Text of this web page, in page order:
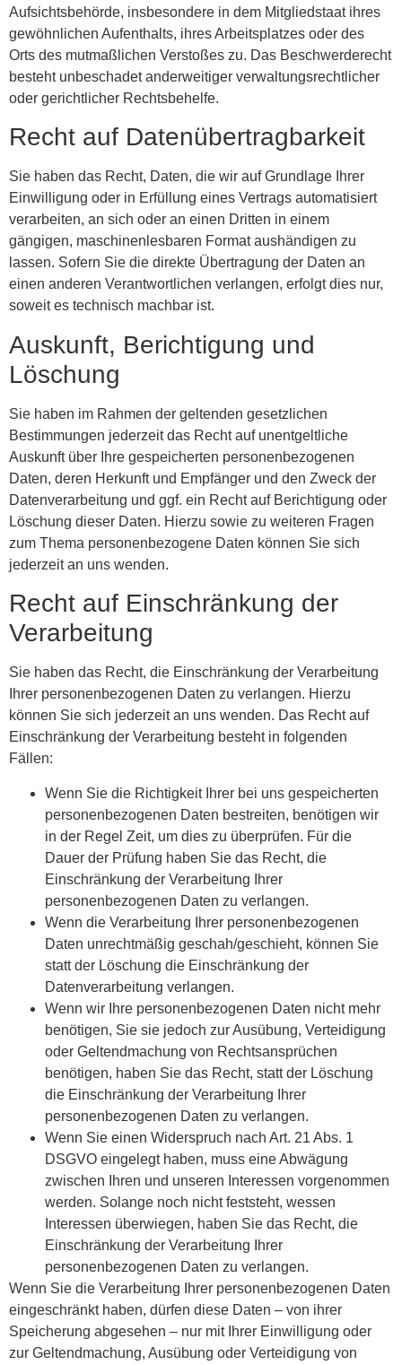
Aufsichtsbehörde, insbesondere in dem Mitgliedstaat ihres
gewöhnlichen Aufenthalts, ihres Arbeitsplatzes oder des
Orts des mutmaßlichen Verstoßes zu. Das Beschwerderecht
besteht unbeschadet anderweitiger verwaltungsrechtlicher
oder gerichtlicher Rechtsbehelfe.
Recht auf Daten­übertrag­barkeit
Sie haben das Recht, Daten, die wir auf Grundlage Ihrer
Einwilligung oder in Erfüllung eines Vertrags automatisiert
verarbeiten, an sich oder an einen Dritten in einem
gängigen, maschinenlesbaren Format aushändigen zu
lassen. Sofern Sie die direkte Übertragung der Daten an
einen anderen Verantwortlichen verlangen, erfolgt dies nur,
soweit es technisch machbar ist.
Auskunft, Berichtigung und
Löschung
Sie haben im Rahmen der geltenden gesetzlichen
Bestimmungen jederzeit das Recht auf unentgeltliche
Auskunft über Ihre gespeicherten personenbezogenen
Daten, deren Herkunft und Empfänger und den Zweck der
Datenverarbeitung und ggf. ein Recht auf Berichtigung oder
Löschung dieser Daten. Hierzu sowie zu weiteren Fragen
zum Thema personenbezogene Daten können Sie sich
jederzeit an uns wenden.
Recht auf Einschränkung der
Verarbeitung
Sie haben das Recht, die Einschränkung der Verarbeitung
Ihrer personenbezogenen Daten zu verlangen. Hierzu
können Sie sich jederzeit an uns wenden. Das Recht auf
Einschränkung der Verarbeitung besteht in folgenden
Fällen:
Wenn Sie die Richtigkeit Ihrer bei uns gespeicherten
personenbezogenen Daten bestreiten, benötigen wir
in der Regel Zeit, um dies zu überprüfen. Für die
Dauer der Prüfung haben Sie das Recht, die
Einschränkung der Verarbeitung Ihrer
personenbezogenen Daten zu verlangen.
Wenn die Verarbeitung Ihrer personenbezogenen
Daten unrechtmäßig geschah/geschieht, können Sie
statt der Löschung die Einschränkung der
Datenverarbeitung verlangen.
Wenn wir Ihre personenbezogenen Daten nicht mehr
benötigen, Sie sie jedoch zur Ausübung, Verteidigung
oder Geltendmachung von Rechtsansprüchen
benötigen, haben Sie das Recht, statt der Löschung
die Einschränkung der Verarbeitung Ihrer
personenbezogenen Daten zu verlangen.
Wenn Sie einen Widerspruch nach Art. 21 Abs. 1
DSGVO eingelegt haben, muss eine Abwägung
zwischen Ihren und unseren Interessen vorgenommen
werden. Solange noch nicht feststeht, wessen
Interessen überwiegen, haben Sie das Recht, die
Einschränkung der Verarbeitung Ihrer
personenbezogenen Daten zu verlangen.
Wenn Sie die Verarbeitung Ihrer personenbezogenen Daten
eingeschränkt haben, dürfen diese Daten – von ihrer
Speicherung abgesehen – nur mit Ihrer Einwilligung oder
zur Geltendmachung, Ausübung oder Verteidigung von